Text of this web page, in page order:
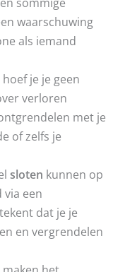
waarschuwing
als iemand
hoef je je geen
verloren
met je
of zelfs je
sloten kunnen op
een
dat je je
en vergrendelen